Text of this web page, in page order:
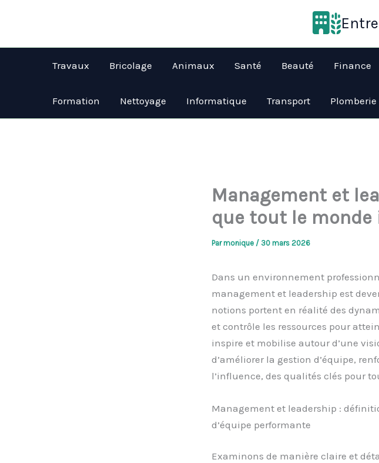
Travaux Bricolage Animaux Santé Beauté Finance
Formation Nettoyage Informatique Transport Plomberie
Management et
que tout le monde
Parmonique / 30 mars 2026
Dans un environnement
management et leadership est
notions portent en réalité des
et contrôle les ressources pour
inspire et mobilise autour d’une
d’améliorer la gestion d’équipe,
l’influence, des qualités clés pour
Management et leadership :
d’équipe performante
Examinons de manière claire et